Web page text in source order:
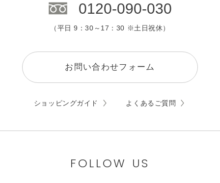
0120-090-030
（平日 9：30～17：30 ※土日祝休）
お問い合わせフォーム
ショッピングガイド よくあるご質問
FOLLOW US